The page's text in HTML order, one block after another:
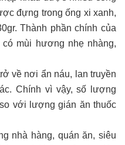
đựng trong ống xi xanh,
Thành phần chính của
có mùi hương nhẹ nhàng,
về nơi ẩn náu, lan truyền
Chính vì vậy, số lượng
với lượng gián ăn thuốc
nhà hàng, quán ăn, siêu